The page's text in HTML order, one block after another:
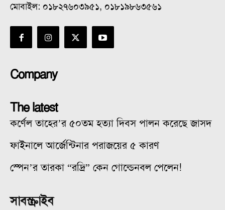
মোবাইল: ০১৮২৭৬০৩৯৫১, ০১৮১৯৮৬৩৫৬১
Company
The latest
কর্ণেল তাহের’র ৫০তম হত্যা দিবস পালন করেছে জাসদ
ফাইনালে আর্জেন্টিনার পরাজয়ের ৫ কারণ
স্পেন’র তারকা “রদ্রি” কেন গোল্ডেনবল পেলেন!
সাবস্ক্রাইব